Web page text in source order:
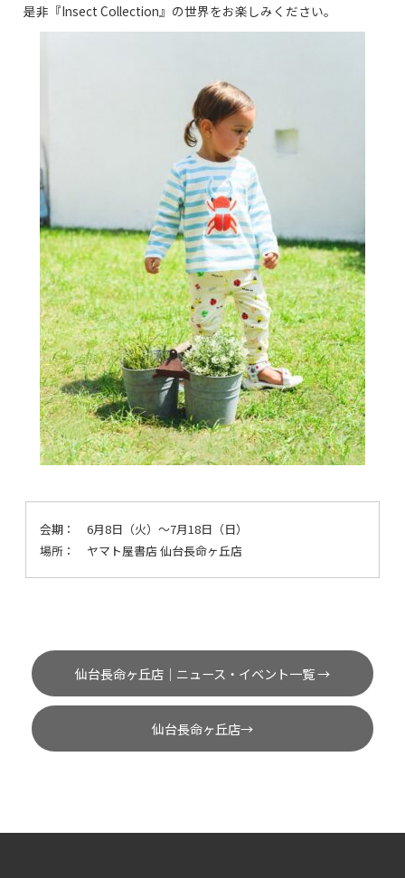
是非『Insect Collection』の世界をお楽しみください。
会期：
6月8日（火）～7月18日（日）
場所：
ヤマト屋書店 仙台長命ヶ丘店
仙台長命ヶ丘店｜ニュース・イベント一覧 →
仙台長命ヶ丘店→